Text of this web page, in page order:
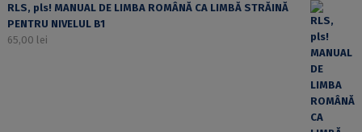
RLS, pls! MANUAL DE LIMBA ROMÂNĂ CA LIMBĂ STRĂINĂ
PENTRU NIVELUL B1
65,00 lei